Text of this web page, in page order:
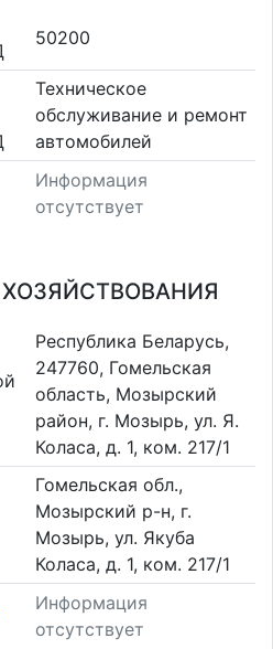
50200
Техническое
обслуживание и ремонт
автомобилей
Информация
отсутствует
Республика Беларусь,
247760, Гомельская
область, Мозырский
район, г. Мозырь, ул. Я.
Коласа, д. 1, ком. 217/1
Гомельская обл.,
Мозырский р-н, г.
Мозырь, ул. Якуба
Коласа, д. 1, ком. 217/1
Информация
отсутствует